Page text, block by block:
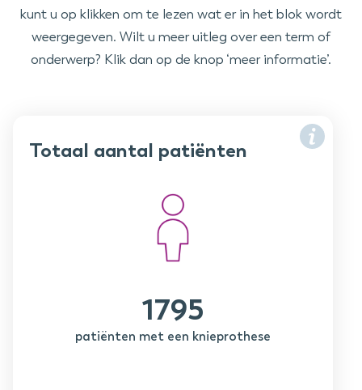
kunt u op klikken om te lezen wat er in het blok wordt
weergegeven. Wilt u meer uitleg over een term of
onderwerp? Klik dan op de knop ‘meer informatie’.
Totaal aantal patiënten
1795
patiënten met een knieprothese